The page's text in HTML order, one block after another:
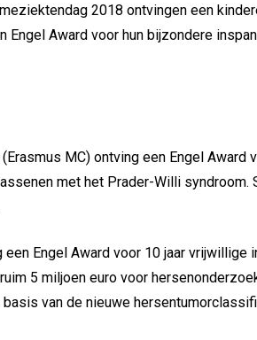
2018 ontvingen een
Engel Award voor hun bijzondere
MC) ontving een Engel Award
met het Prader-Willi
Engel Award voor 10 jaar vrijwillige
5 miljoen euro voor
van de nieuwe